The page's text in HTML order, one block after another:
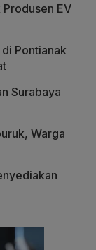
EV
Pontianak
Surabaya
Warga